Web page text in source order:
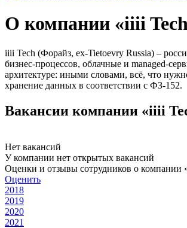
О компании «iiii
iiii Tech (Форайз, ex-Tietoevry Russia) –
бизнес-процессов, облачные и managed-
архитектуре: иными словами, всё, что
хранение данных в соответствии с ФЗ-152.
Вакансии компании «iiii
Нет вакансий
У компании нет открытых вакансий
Оценки и отзывы сотрудников о компании
Оценить
2018
2019
2020
2021